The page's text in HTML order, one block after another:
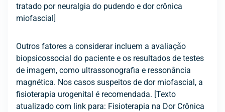
tratado por neuralgia do pudendo e dor crônica
miofascial]
Outros fatores a considerar incluem a avaliação
biopsicossocial do paciente e os resultados de testes
de imagem, como ultrassonografia e ressonância
magnética. Nos casos suspeitos de dor miofascial, a
fisioterapia urogenital é recomendada. [Texto
atualizado com link para: Fisioterapia na Dor Crônica